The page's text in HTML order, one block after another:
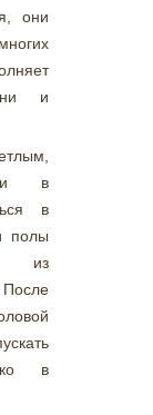
они
и
и в
в
полы
из
в